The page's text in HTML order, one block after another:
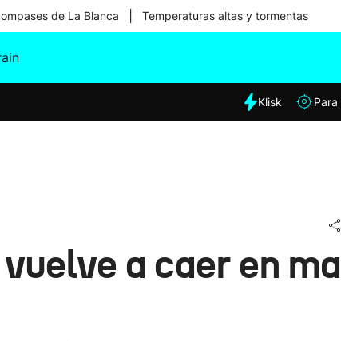
de La Blanca Temperaturas altas y tormentas
Klisk Para
a caer en